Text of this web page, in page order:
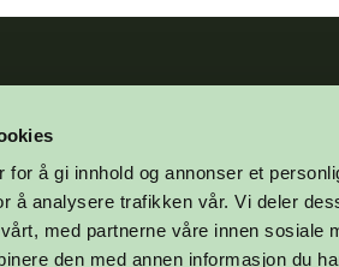
å gi innhold og annonser et
å analysere trafikken vår. Vi deler
med partnerne våre innen sosiale
den med annen informasjon du
4, 0250 Oslo
1503 43 20974
1644 25 92903
Aktuelt
Presse